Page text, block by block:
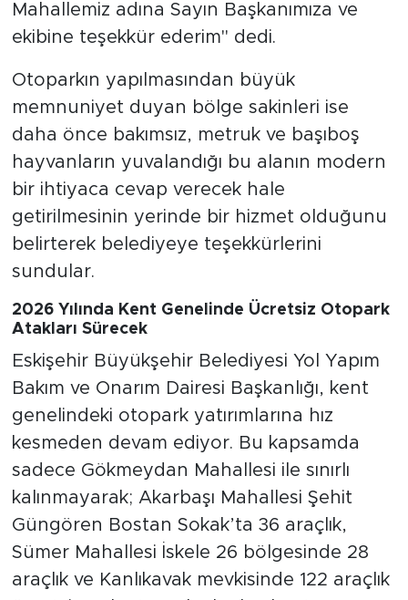
Mahallemiz adına Sayın Başkanımıza ve
ekibine teşekkür ederim" dedi.
Otoparkın yapılmasından büyük
memnuniyet duyan bölge sakinleri ise
daha önce bakımsız, metruk ve başıboş
hayvanların yuvalandığı bu alanın modern
bir ihtiyaca cevap verecek hale
getirilmesinin yerinde bir hizmet olduğunu
belirterek belediyeye teşekkürlerini
sundular.
2026 Yılında Kent Genelinde Ücretsiz Otopark
Atakları Sürecek
Eskişehir Büyükşehir Belediyesi Yol Yapım
Bakım ve Onarım Dairesi Başkanlığı, kent
genelindeki otopark yatırımlarına hız
kesmeden devam ediyor. Bu kapsamda
sadece Gökmeydan Mahallesi ile sınırlı
kalınmayarak; Akarbaşı Mahallesi Şehit
Güngören Bostan Sokak’ta 36 araçlık,
Sümer Mahallesi İskele 26 bölgesinde 28
araçlık ve Kanlıkavak mevkisinde 122 araçlık